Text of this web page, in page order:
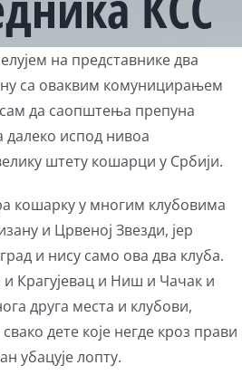
на представнике два
са оваквим комуницирањем
да саопштења препуна
далеко испод нивоа
штету кошарци у Србији.
кошарку у многим клубовима
и Црвеној Звезди, јер
и нису само ова два клуба.
Крагујевац и Ниш и Чачак и
друга места и клубови,
дете које негде кроз прави
убацује лопту.